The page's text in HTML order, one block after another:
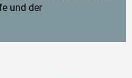
und der